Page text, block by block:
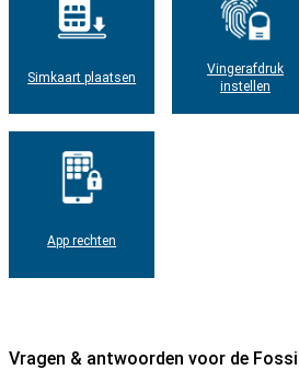
Simkaart plaatsen
Vingerafdruk
instellen
App rechten
Vragen & antwoorden voor de